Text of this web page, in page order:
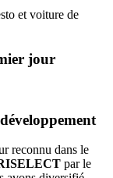
et voiture de
jour
reconnu dans le
par le